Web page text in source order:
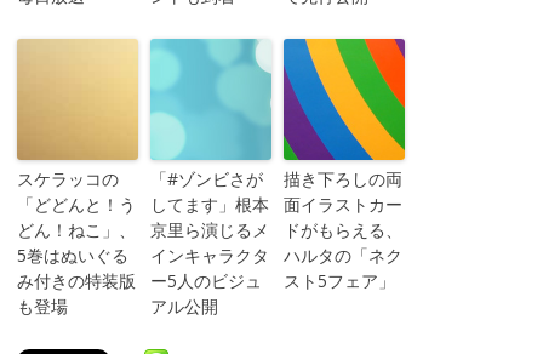
スケラッコの
「どどんと！う
どん！ねこ」、
5巻はぬいぐる
み付きの特装版
も登場
「#ゾンビさが
してます」根本
京里ら演じるメ
インキャラクタ
ー5人のビジュ
アル公開
描き下ろしの両
面イラストカー
ドがもらえる、
ハルタの「ネク
スト5フェア」